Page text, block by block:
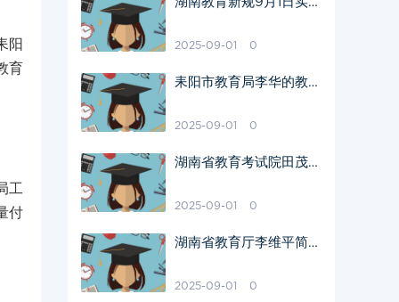
阳
育
付
2025-09-01 0
耒阳市教育局李华的教育
2025-09-01 0
湖南省教育考试院田茂君
2025-09-01 0
湖南省教育厅李维平简历
2025-09-01 0